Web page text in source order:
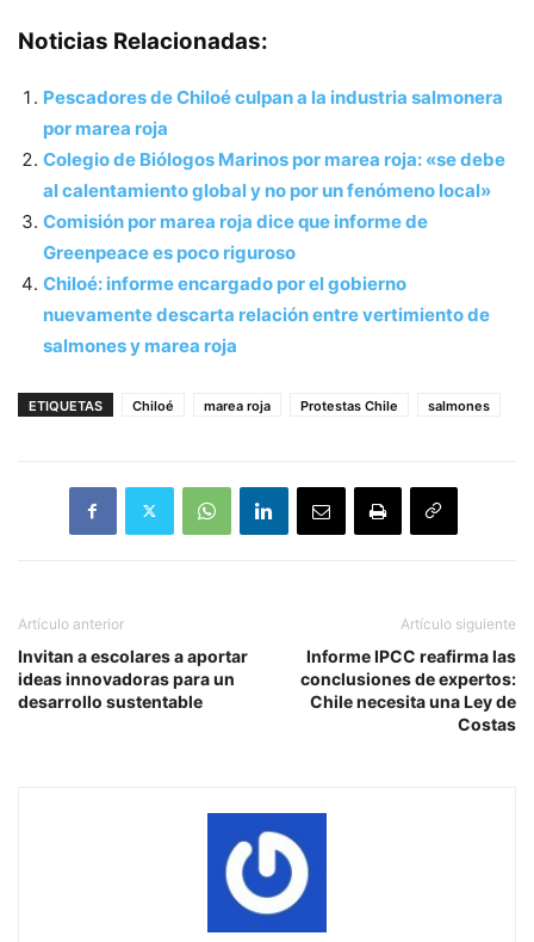
Noticias Relacionadas:
Pescadores de Chiloé culpan a la industria salmonera
por marea roja
Colegio de Biólogos Marinos por marea roja: «se debe
al calentamiento global y no por un fenómeno local»
Comisión por marea roja dice que informe de
Greenpeace es poco riguroso
Chiloé: informe encargado por el gobierno
nuevamente descarta relación entre vertimiento de
salmones y marea roja
ETIQUETAS Chiloé marea roja Protestas Chile salmones
Artículo anterior
Invitan a escolares a aportar
ideas innovadoras para un
desarrollo sustentable
Artículo siguiente
Informe IPCC reafirma las
conclusiones de expertos:
Chile necesita una Ley de
Costas